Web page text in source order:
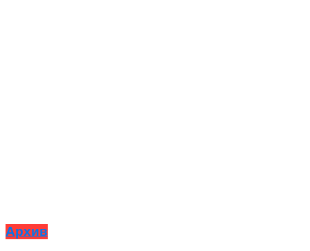
Архив